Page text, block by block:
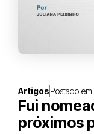
ArtigosPostado em:
Fui
próximos